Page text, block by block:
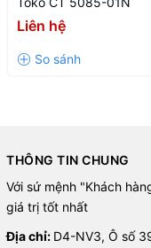
Liên hệ
THÔNG TIN CHUNG
Với sứ mệnh "Khách
giá trị tốt nhất
Địa chỉ: D4-NV3, Ô số